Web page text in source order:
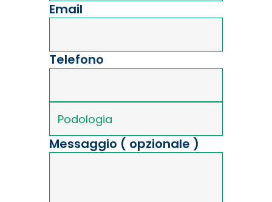
Email
Telefono
Messaggio ( opzionale )